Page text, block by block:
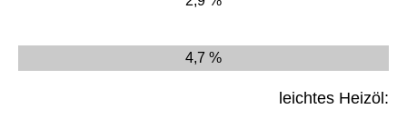
4,7 %
leichtes Heizöl: